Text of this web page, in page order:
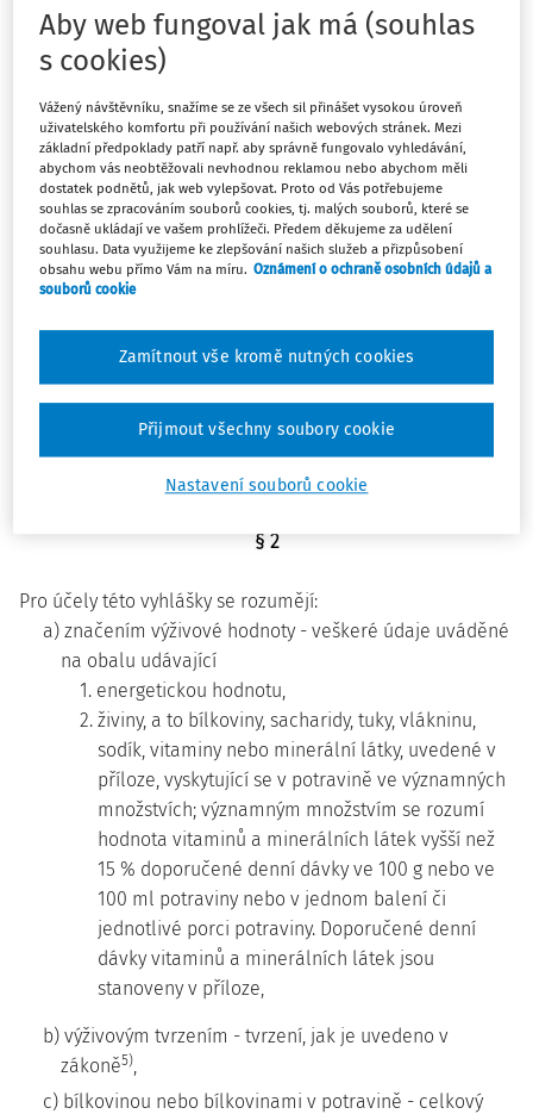
(1) Tato vyhláška stanoví v souladu s právem Evropských
společenství 1)způsob výpočtu a označování výživové
(nutriční) hodnoty potravin uváděných do oběhu určených
konečnému spotřebiteli nebo pro zařízení společného
stravování.
a) balené vody, které upravuje zvláštní právní předpis
b) doplňky stravy, které upravuje zvláštní právní
předpis ,
c) potraviny určené pro zvláštní výživu, které upravuje
4)
§ 2
Pro účely této vyhlášky se rozumějí:
a) značením výživové hodnoty - veškeré údaje uváděné
na obalu udávající
1. energetickou hodnotu,
2. živiny, a to bílkoviny, sacharidy, tuky, vlákninu,
sodík, vitaminy nebo minerální látky, uvedené v
příloze, vyskytující se v potravině ve významných
množstvích; významným množstvím se rozumí
hodnota vitaminů a minerálních látek vyšší než
15 % doporučené denní dávky ve 100 g nebo ve
100 ml potraviny nebo v jednom balení či
jednotlivé porci potraviny. Doporučené denní
dávky vitaminů a minerálních látek jsou
stanoveny v příloze,
b) výživovým tvrzením - tvrzení, jak je uvedeno v
zákoně5),
c) bílkovinou nebo bílkovinami v potravině - celkový
Aby web fungoval jak má (souhlas
s cookies)
Vážený návštěvníku, snažíme se ze všech sil přinášet vysokou úroveň
uživatelského komfortu při používání našich webových stránek. Mezi
základní předpoklady patří např. aby správně fungovalo vyhledávání,
abychom vás neobtěžovali nevhodnou reklamou nebo abychom měli
dostatek podnětů, jak web vylepšovat. Proto od Vás potřebujeme
souhlas se zpracováním souborů cookies, tj. malých souborů, které se
dočasně ukládají ve vašem prohlížeči. Předem děkujeme za udělení
souhlasu. Data využijeme ke zlepšování našich služeb a přizpůsobení
obsahu webu přímo Vám na míru. Oznámení o ochraně osobních údajů a
souborů cookie
Nastavení souborů cookie
Zamítnout vše kromě nutných cookies
Přijmout všechny soubory cookie